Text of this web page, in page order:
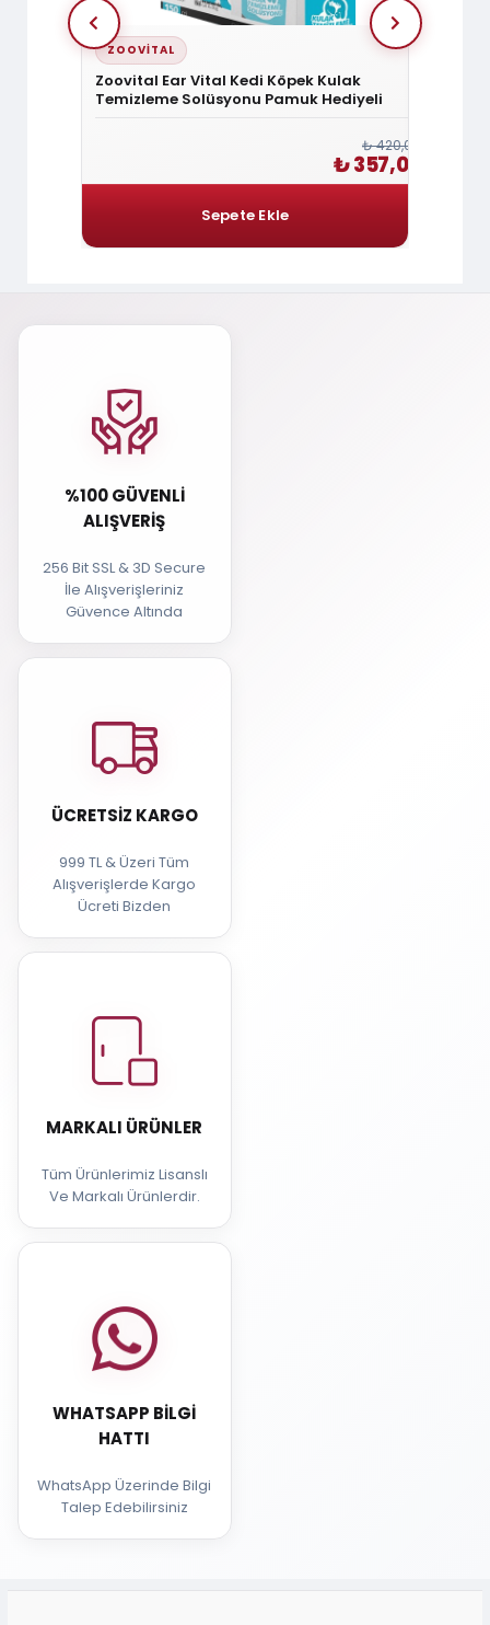
ZOOVITAL
Zoovital Ear Vital Kedi Köpek Kulak
Temizleme Solüsyonu Pamuk Hediyeli
₺ 420,00
₺ 357,00
%100 GÜVENLI
ALIŞVERIŞ
256 Bit SSL & 3D Secure
İle Alışverişleriniz
Güvence Altında
ÜCRETSIZ KARGO
999 TL & Üzeri Tüm
Alışverişlerde Kargo
Ücreti Bizden
MARKALI ÜRÜNLER
Tüm Ürünlerimiz Lisanslı
Ve Markalı Ürünlerdir.
WHATSAPP BILGI
HATTI
WhatsApp Üzerinde Bilgi
Talep Edebilirsiniz